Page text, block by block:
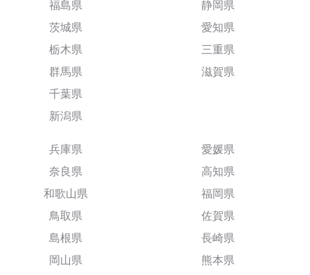
福島県
茨城県
栃木県
群馬県
千葉県
新潟県
静岡県
愛知県
三重県
滋賀県
兵庫県
奈良県
和歌山県
鳥取県
島根県
岡山県
愛媛県
高知県
福岡県
佐賀県
長崎県
熊本県